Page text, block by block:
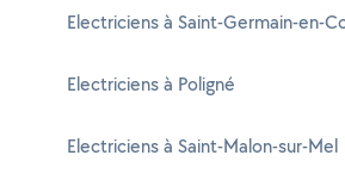
Electriciens à Saint-Germain-en-
Electriciens à Poligné
Electriciens à Saint-Malon-sur-Mel